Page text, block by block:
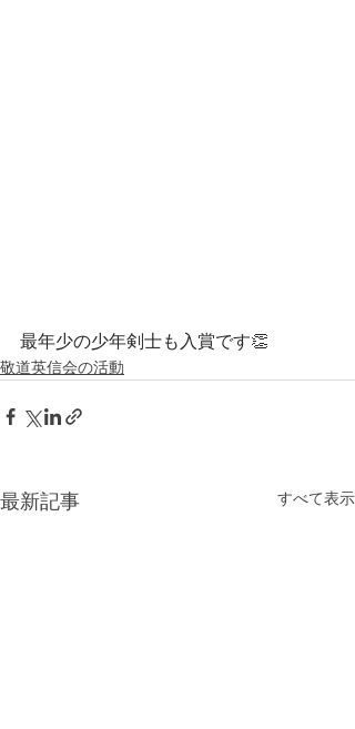
最年少の少年剣士も入賞です👏
敬道英信会の活動
最新記事 すべて表示